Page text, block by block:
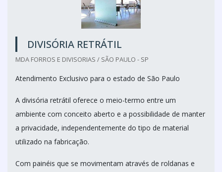
DIVISÓRIA RETRÁTIL
MDA FORROS E DIVISORIAS / SÃO PAULO - SP
Atendimento Exclusivo para o estado de São Paulo
A divisória retrátil oferece o meio-termo entre um
ambiente com conceito aberto e a possibilidade de manter
a privacidade, independentemente do tipo de material
utilizado na fabricação.
Com painéis que se movimentam através de roldanas e